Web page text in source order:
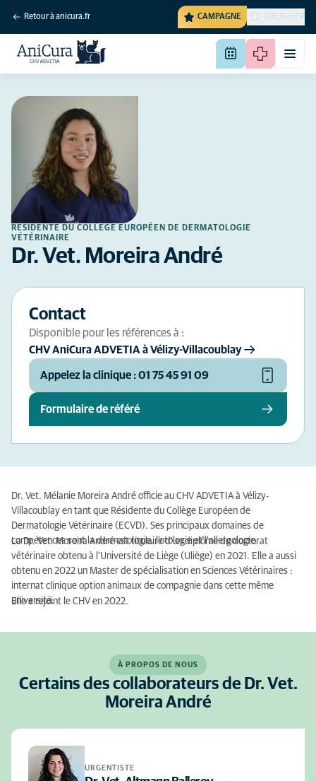
Retour à anicura.fr CAMPAGNE CHERCHER
RÉSIDENTE DU COLLÈGE EUROPÉEN DE DERMATOLOGIE
VÉTÉRINAIRE
Dr. Vet. Moreira André
Contact
Disponible pour les références à :
CHV AniCura ADVETIA à Vélizy-Villacoublay
Appelez la clinique : 01 75 45 91 09
Formulaire de référé
Dr. Vet. Mélanie Moreira André officie au CHV ADVETIA à Vélizy-
Villacoublay en tant que Résidente du Collège Européen de
Dermatologie Vétérinaire (ECVD). Ses principaux domaines de
compétences sont la dermatologie, l'otologie et l'allergologie
La Dr. Vet. Moreira André est titulaire d'un diplôme de doctorat
vétérinaire obtenu à l'Université de Liège (Uliège) en 2021. Elle a aussi
obtenu en 2022 un Master de spécialisation en Sciences Vétérinaires :
internat clinique option animaux de compagnie dans cette même
université.
Elle a rejoint le CHV en 2022.
À PROPOS DE NOUS
Certains des collaborateurs de Dr. Vet.
Moreira André
URGENTISTE